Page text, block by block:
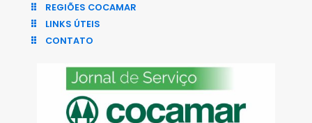
REGIÕES COCAMAR
LINKS ÚTEIS
CONTATO